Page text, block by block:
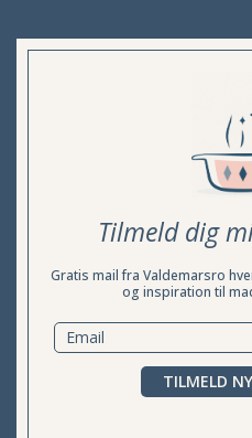
Tilmeld dig
Gratis mail fra Valdemarsro
og inspiration til
TILMELD